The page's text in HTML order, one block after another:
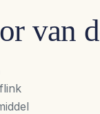
van